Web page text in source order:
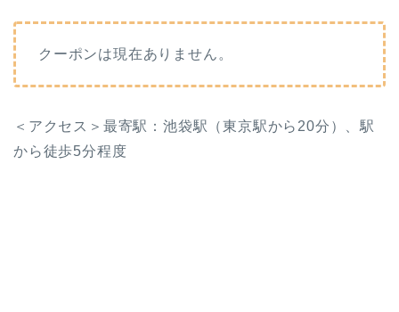
クーポンは現在ありません。
＜アクセス＞最寄駅：池袋駅（東京駅から20分）、駅
から徒歩5分程度